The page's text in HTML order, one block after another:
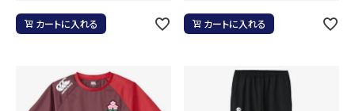
カートに入れる カートに入れる